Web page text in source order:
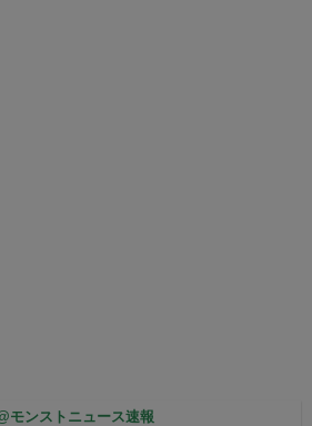
モンストニュース速報